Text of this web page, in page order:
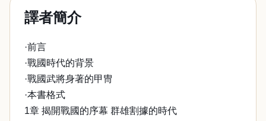
譯者簡介
·前言
·戰國時代的背景
·戰國武將身著的甲冑
·本書格式
1章 揭開戰國的序幕 群雄割據的時代